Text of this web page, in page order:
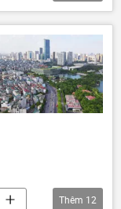
Thêm 12